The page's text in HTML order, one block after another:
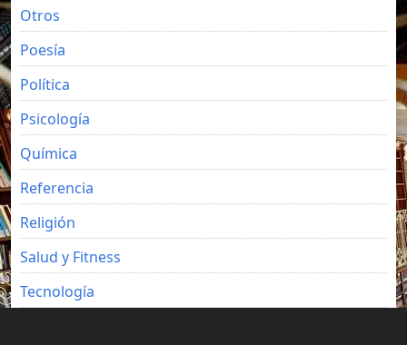
Otros
Poesía
Política
Psicología
Química
Referencia
Religión
Salud y Fitness
Tecnología